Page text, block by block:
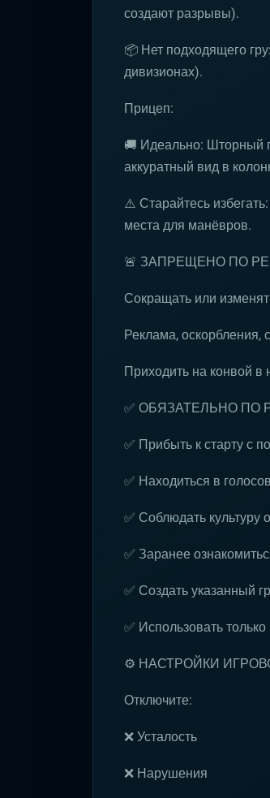
создают разрывы).
📦 Нет подходящего
дивизионах).
Прицеп:
🚚 Идеально: Шторный
аккуратный вид в
⚠️ Старайтесь
места для манёвров.
🚨 ЗАПРЕЩЕНО ПО
Сокращать или
Реклама, оскорбления,
Приходить на конвой в
✅ ОБЯЗАТЕЛЬНО ПО
✅ Прибыть к старту с
✅ Находиться в
✅ Соблюдать культуру
✅ Заранее
✅ Создать указанный
✅ Использовать
⚙️ НАСТРОЙКИ
Отключите:
❌ Усталость
❌ Нарушения